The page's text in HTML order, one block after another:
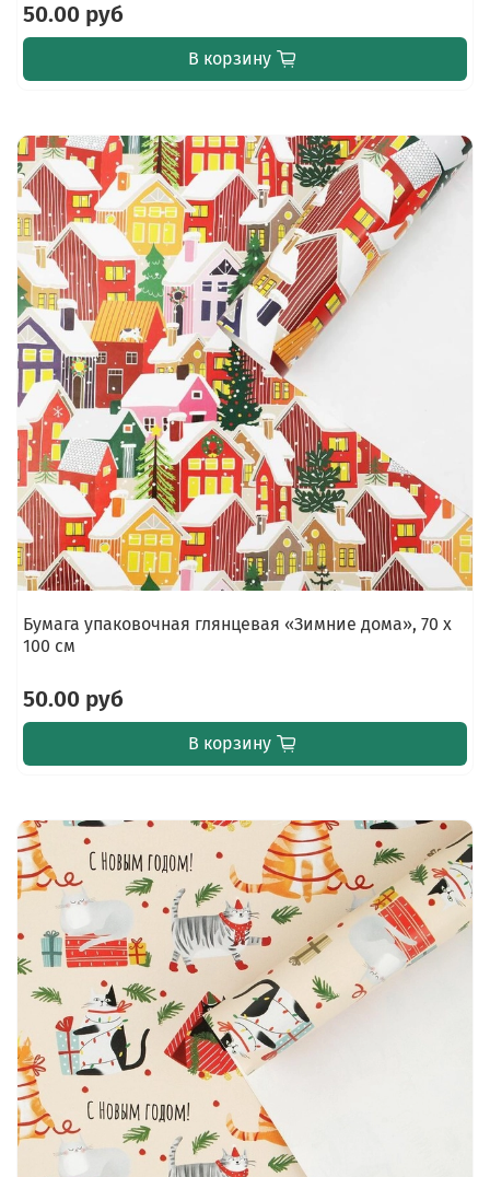
50.00 руб
В корзину
Бумага упаковочная глянцевая «Зимние дома», 70 х
100 см
50.00 руб
В корзину